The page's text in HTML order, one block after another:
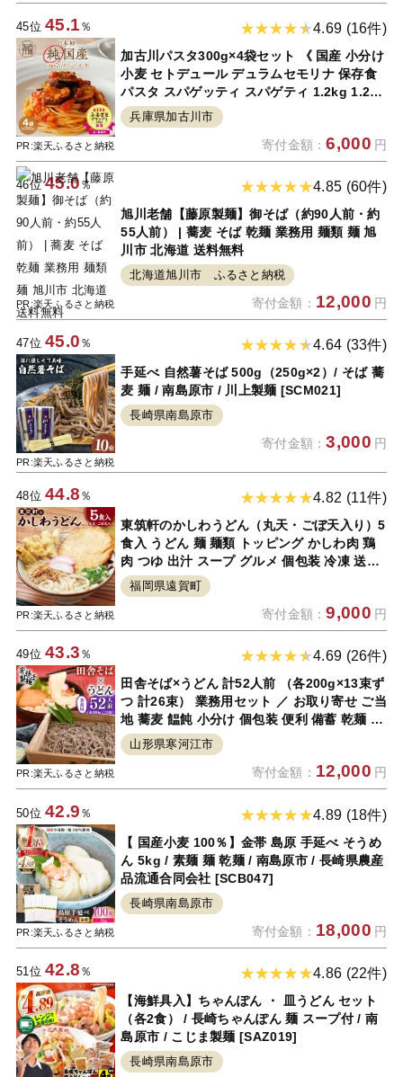
45位45.1 ％
PR:楽天ふるさと納税
4.69 (16件)
加古川パスタ300g×4袋セット 《 国産 小分け
小麦 セトデュール デュラムセモリナ 保存食
パスタ スパゲッティ スパゲティ 1.2kg 1.2キ
ロ セット 八幡営農 オーマイ 詰め合わせ 送料
無料 ふるさと納税 麺 加古川市 》
兵庫県加古川市
寄付金額：6,000 円
46位45.0 ％
PR:楽天ふるさと納税
4.85 (60件)
旭川老舗【藤原製麺】御そば（約90人前・約
55人前） | 蕎麦 そば 乾麺 業務用 麺類 麺 旭
川市 北海道 送料無料
北海道旭川市 ふるさと納税
寄付金額： 12,000 円
47位45.0 ％
PR:楽天ふるさと納税
4.64 (33件)
手延べ 自然薯そば 500g（250g×2）/ そば 蕎
麦 麺 / 南島原市 / 川上製麺 [SCM021]
長崎県南島原市
寄付金額：3,000 円
48位44.8 ％
PR:楽天ふるさと納税
4.82 (11件)
東筑軒のかしわうどん（丸天・ごぼ天入り）5
食入 うどん 麺 麺類 トッピング かしわ肉 鶏
肉 つゆ 出汁 スープ グルメ 個包装 冷凍 送料
無料
福岡県遠賀町
寄付金額：9,000 円
49位43.3 ％
PR:楽天ふるさと納税
4.69 (26件)
田舎そば×うどん 計52人前 （各200g×13束ず
つ 計26束） 業務用セット ／ お取り寄せ ご当
地 蕎麦 饂飩 小分け 個包装 便利 備蓄 乾麺 保
存食 常温 保管 人気 大容量 お昼ご飯 昼食 夕
食 夜食 東北 山形 国内製造 安孫子製麺 ふる
山形県寒河江市
寄付金額： 12,000 円
50位42.9 ％
PR:楽天ふるさと納税
4.89 (18件)
【 国産小麦 100％】金帯 島原 手延べ そうめ
ん 5kg / 素麺 麺 乾麺 / 南島原市 / 長崎県農産
品流通合同会社 [SCB047]
長崎県南島原市
寄付金額： 18,000 円
51位42.8 ％ 4.86 (22件)
【海鮮具入】ちゃんぽん ・ 皿うどん セット
（各2食） / 長崎ちゃんぽん 麺 スープ付 / 南
島原市 / こじま製麺 [SAZ019]
長崎県南島原市